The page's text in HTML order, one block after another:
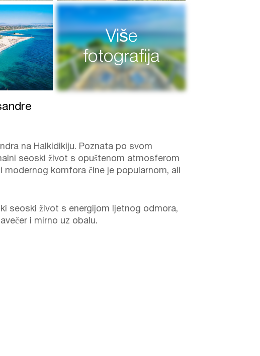
Više
fotografija
na Halkidikiju. Poznata po svom
seoski život s opuštenom atmosferom
modernog komfora čine je popularnom, ali
seoski život s energijom ljetnog odmora,
i mirno uz obalu.